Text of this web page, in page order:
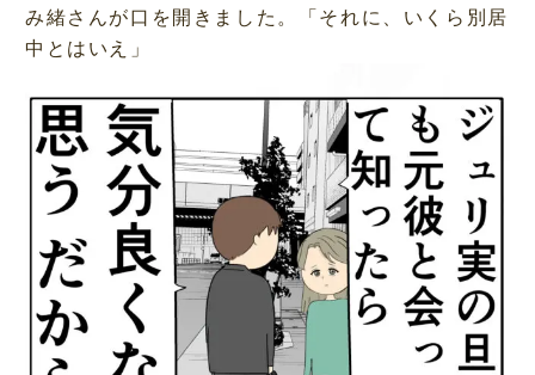
み緒さんが口を開きました。「それに、いくら別居
中とはいえ」